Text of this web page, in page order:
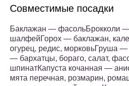
Совместимые посадки
Баклажан — фасольБрокколи —
шалфейГорох — баклажан,
огурец, редис, морковьГруша
— бархатцы, бораго, салат,
шпинатКапуста кочанная —
мята перечная, розмарин,